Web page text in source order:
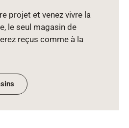
projet et venez vivre la
le seul magasin de
reçus comme à la